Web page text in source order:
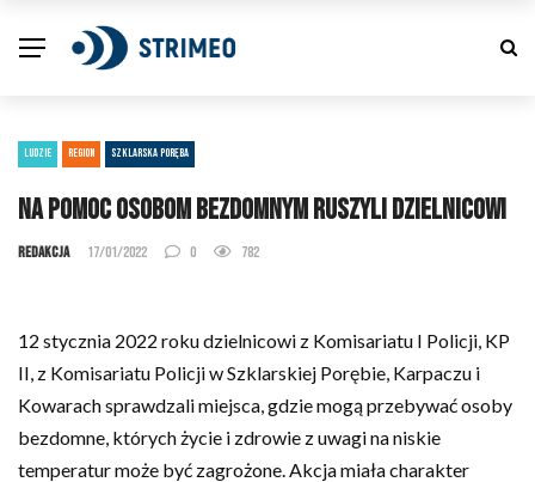
LUDZIE REGION SZKLARSKA PORĘBA
Na pomoc osobom bezdomnym ruszyli dzielnicowi
Redakcja 17/01/2022 0 782
12 stycznia 2022 roku dzielnicowi z Komisariatu I Policji, KP
II, z Komisariatu Policji w Szklarskiej Porębie, Karpaczu i
Kowarach sprawdzali miejsca, gdzie mogą przebywać osoby
bezdomne, których życie i zdrowie z uwagi na niskie
temperatur może być zagrożone. Akcja miała charakter